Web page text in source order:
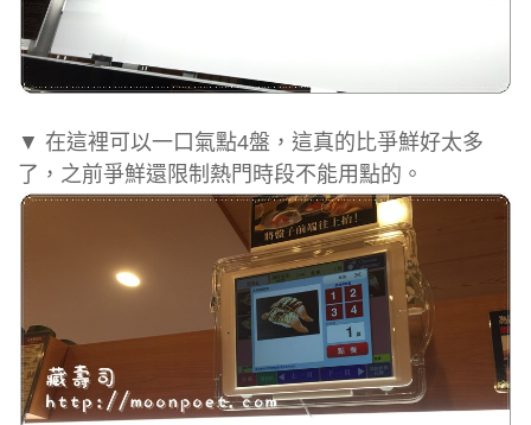
▼ 在這裡可以一口氣點4盤，這真的比爭鮮好太多
了，之前爭鮮還限制熱門時段不能用點的。